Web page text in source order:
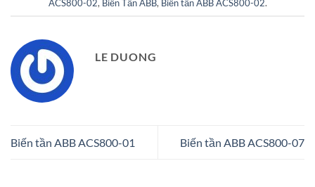
ACS800-02, Biến Tần ABB, Biến tần ABB ACS800-02.
LE DUONG
Biến tần ABB ACS800-01 Biến tần ABB ACS800-07